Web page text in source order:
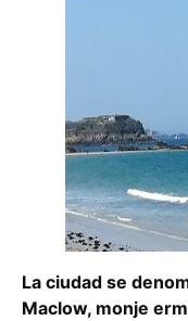
La ciudad se
Maclow, monje